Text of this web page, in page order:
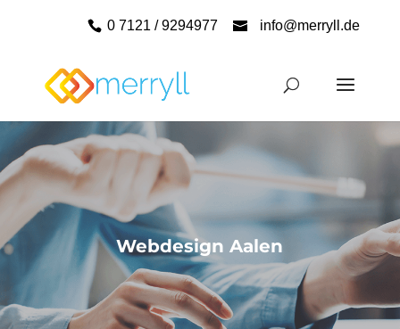
0 7121 / 9294977 info@merryll.de
Webdesign Aalen